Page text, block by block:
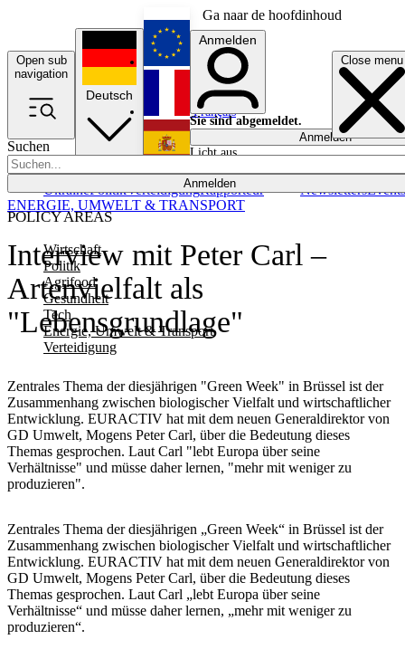
Ga naar de hoofdinhoud
Open sub
navigation
Close menu
Suchen
Anmelden
POLICY AREAS
Wirtschaft
Politik
Agrifood
Gesundheit
Tech
Energie, Umwelt & Transport
Verteidigung
UkrainePolitikVerteidigungRapporteur NewslettersEvents
Deutsch
English
Français
Anmelden
Sie sind abgemeldet.
Anmelden
Licht aus
Interview mit Peter Carl –
Artenvielfalt als
"Lebensgrundlage"
Zentrales Thema der diesjährigen "Green Week" in Brüssel ist der
Zusammenhang zwischen biologischer Vielfalt und wirtschaftlicher
Entwicklung. EURACTIV hat mit dem neuen Generaldirektor von
GD Umwelt, Mogens Peter Carl, über die Bedeutung dieses
Themas gesprochen. Laut Carl "lebt Europa über seine
Verhältnisse" und müsse daher lernen, "mehr mit weniger zu
produzieren".
ENERGIE, UMWELT & TRANSPORT
Zentrales Thema der diesjährigen „Green Week“ in Brüssel ist der
Zusammenhang zwischen biologischer Vielfalt und wirtschaftlicher
Entwicklung. EURACTIV hat mit dem neuen Generaldirektor von
GD Umwelt, Mogens Peter Carl, über die Bedeutung dieses
Themas gesprochen. Laut Carl „lebt Europa über seine
Verhältnisse“ und müsse daher lernen, „mehr mit weniger zu
produzieren“.